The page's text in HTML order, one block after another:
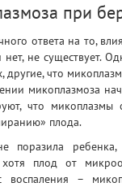
при
ответа на то,
не существует.
другие, что
микоплазмоза
что микоплазмы
плода.
поразила
плод от
воспаления –